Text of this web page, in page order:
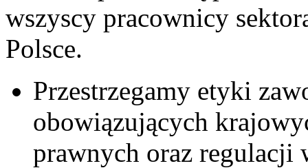
wszyscy pracownicy
Polsce.
Przestrzegamy etyki
obowiązujących
prawnych oraz regulacji